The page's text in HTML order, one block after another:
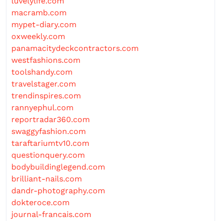
macramb.com
mypet-diary.com
oxweekly.com
panamacitydeckcontractors.com
westfashions.com
toolshandy.com
travelstager.com
trendinspires.com
rannyephul.com
reportradar360.com
swaggyfashion.com
taraftariumtv10.com
questionquery.com
bodybuildinglegend.com
brilliant-nails.com
dandr-photography.com
dokteroce.com
journal-francais.com